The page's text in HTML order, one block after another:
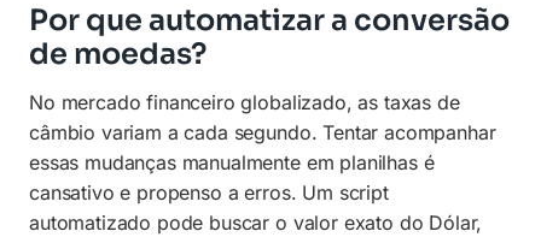
Por que automatizar a conversão
de moedas?
No mercado financeiro globalizado, as taxas de
câmbio variam a cada segundo. Tentar acompanhar
essas mudanças manualmente em planilhas é
cansativo e propenso a erros. Um script
automatizado pode buscar o valor exato do Dólar,